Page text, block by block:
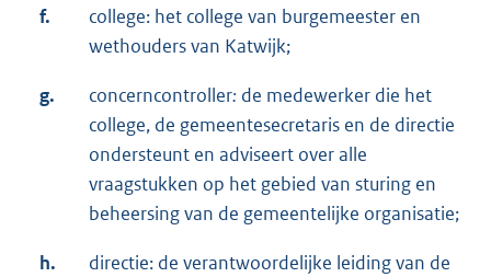
f.
college: het college van burgemeester en
wethouders van Katwijk;
g. concerncontroller: de medewerker die het
college, de gemeentesecretaris en de directie
ondersteunt en adviseert over alle
vraagstukken op het gebied van sturing en
beheersing van de gemeentelijke organisatie;
h.
directie: de verantwoordelijke leiding van de